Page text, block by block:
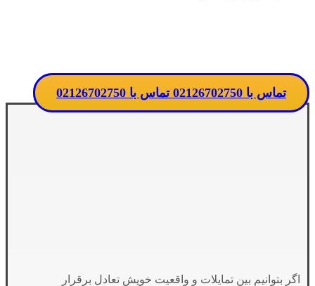
تماس با 02126702750 تماس با 02126702750
اگر بتوانیم بین تمایلات و واقعیت خویش تعادل برقرار